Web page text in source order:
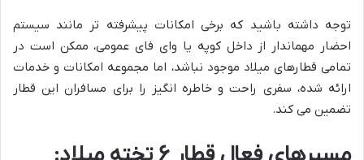
توجه داشته باشید که برخی امکانات پیشرفته تر مانند سیستم
احضار مهماندار از داخل کوپه یا وای فای عمومی، ممکن است در
تمامی قطارهای میلاد موجود نباشد، اما مجموعه امکانات و خدمات
ارائه شده، سفری راحت و خاطره انگیز را برای مسافران این قطار
تضمین می کند.